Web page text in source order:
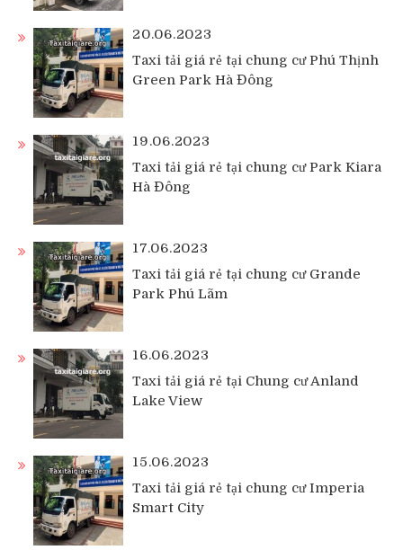
20.06.2023
Taxi tải giá rẻ tại chung cư Phú Thịnh
Green Park Hà Đông
19.06.2023
Taxi tải giá rẻ tại chung cư Park Kiara
Hà Đông
17.06.2023
Taxi tải giá rẻ tại chung cư Grande
Park Phú Lãm
16.06.2023
Taxi tải giá rẻ tại Chung cư Anland
Lake View
15.06.2023
Taxi tải giá rẻ tại chung cư Imperia
Smart City